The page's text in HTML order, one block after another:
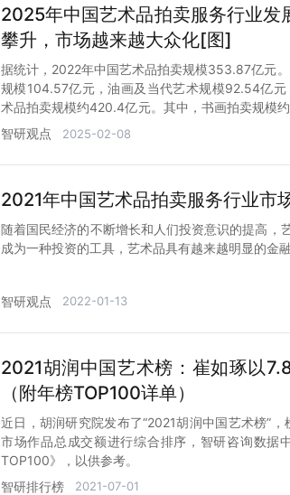
2025年中国艺术品拍卖服务行业发
攀升，市场越来越大众化[图]
据统计，2022年中国艺术品拍卖规模353.87亿元
规模104.57亿元，油画及当代艺术规模92.54亿
术品拍卖规模约420.4亿元。其中，书画拍卖规模
画及当代艺术规模105.1亿元，奢侈品及其他规
智研观点 2025-02-08
2021年中国艺术品拍卖服务行业市
随着国民经济的不断增长和人们投资意识的提高，
成为一种投资的工具，艺术品具有越来越明显的金融
智研观点 2022-01-13
2021胡润中国艺术榜：崔如琢以
（附年榜TOP100详单）
近日，胡润研究院发布了“2021胡润中国艺术榜”
市场作品总成交额进行综合排序，智研咨询数据
TOP100》，以供参考。
智研排行榜
2021-07-01